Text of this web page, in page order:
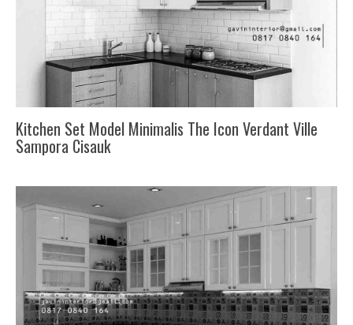
Kitchen Set Model Minimalis The Icon Verdant Ville
Sampora Cisauk